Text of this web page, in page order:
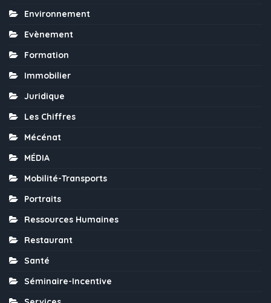
Environnement
Evènement
Formation
Immobilier
Juridique
Les Chiffres
Mécénat
MÉDIA
Mobilité-Transports
Portraits
Ressources Humaines
Restaurant
Santé
Séminaire-Incentive